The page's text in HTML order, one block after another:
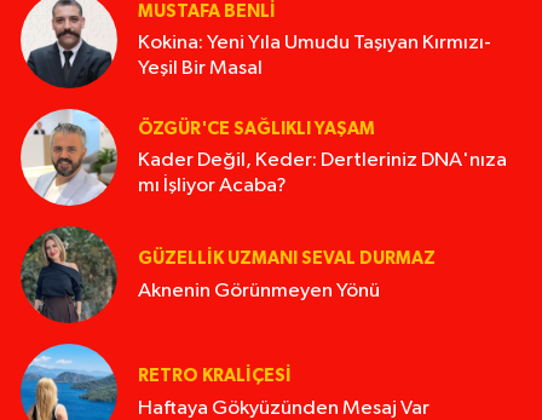
MUSTAFA BENLI
Kokina: Yeni Yıla Umudu Taşıyan Kırmızı-
Yeşil Bir Masal
ÖZGÜR'CE SAĞLIKLI YAŞAM
Kader Değil, Keder: Dertleriniz DNA'nıza
mı İşliyor Acaba?
GÜZELLIK UZMANI SEVAL DURMAZ
Aknenin Görünmeyen Yönü
RETRO KRALIÇESI
Haftaya Gökyüzünden Mesaj Var